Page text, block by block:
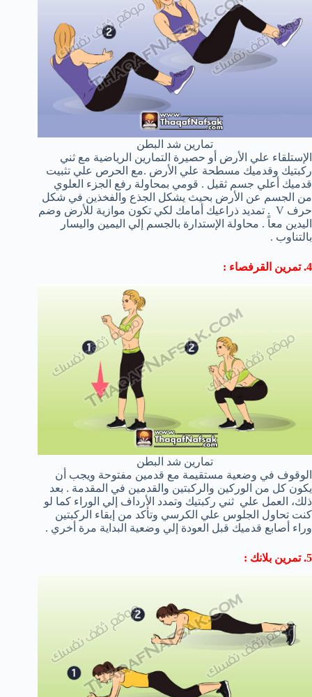
تمارين شد البطن
الإستلقاء علي الأرض أو حصيرة التمارين الرياضية مع ثني
ركبتيك وقدميك مسطحة علي الأرض .مع الحرص علي تثبيت
قدميك أعلي جسم ثقيل . قومي بمحاولة رفع الجزء العلوي
من الجسم عن الأرض بحيث يشكل الجذع والفخذين في شكل
حرف V . تمديد ذراعيك أمامك لكي تكون موازية للأرض وضم
اليدين معاً . محاولة الإستدارة بالجسم إلي اليمين واليسار
بالتناوب .
4. تمرين القرفصاء :
تمارين شد البطن
الوقوف في وضعية مستقيمة مع قدمين مفتوحة ويجب أن
يكون كل من الوركين والركبتين والقدمين في المقدمة . بعد
ذلك، العمل علي ثني ركبتيك وتمدد الأرداف إلي الوراء كما لو
كنت تحاول الجلوس علي الكرسي وتأكد من إبقاء الركبتين
وراء أصابع قدميك قبل العودة إلي وضعية البداية مرة أخري .
5. تمرين بلانك :